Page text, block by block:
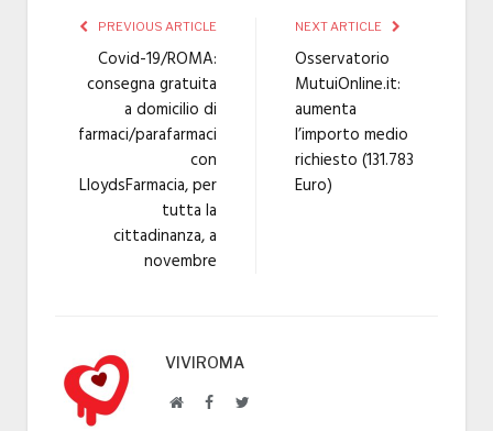
PREVIOUS ARTICLE
Covid-19/ROMA:
consegna gratuita
a domicilio di
farmaci/parafarmaci
con
LloydsFarmacia, per
tutta la
cittadinanza, a
novembre
NEXT ARTICLE
Osservatorio
MutuiOnline.it:
aumenta
l’importo medio
richiesto (131.783
Euro)
VIVIROMA
WebsiteFacebookTwitter